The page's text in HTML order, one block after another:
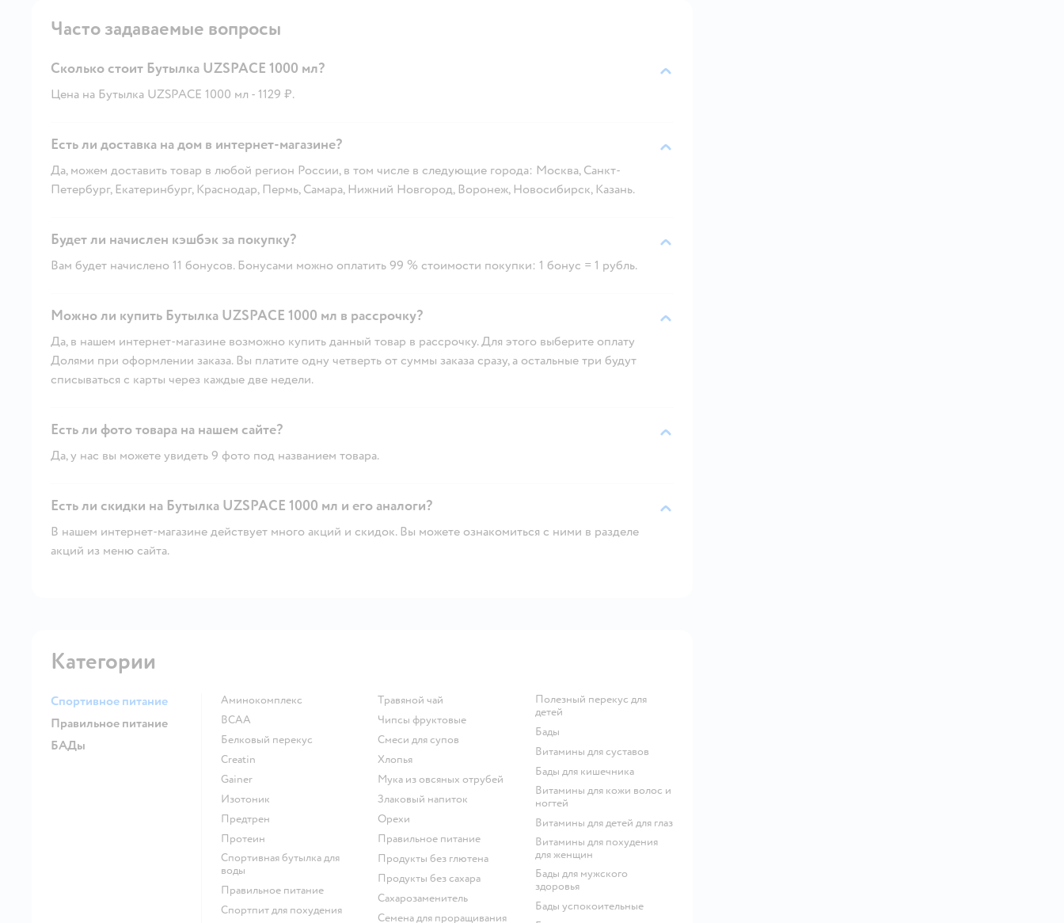
Часто задаваемые вопросы
Сколько стоит Бутылка UZSPACE 1000 мл?
Цена на Бутылка UZSPACE 1000 мл - 1129 ₽.
Есть ли доставка на дом в интернет-магазине?
Да, можем доставить товар в любой регион России, в том числе в следующие города: Москва, Санкт-
Петербург, Екатеринбург, Краснодар, Пермь, Самара, Нижний Новгород, Воронеж, Новосибирск, Казань.
Будет ли начислен кэшбэк за покупку?
Вам будет начислено 11 бонусов. Бонусами можно оплатить 99 % стоимости покупки: 1 бонус = 1 рубль.
Можно ли купить Бутылка UZSPACE 1000 мл в рассрочку?
Да, в нашем интернет-магазине возможно купить данный товар в рассрочку. Для этого выберите оплату
Долями при оформлении заказа. Вы платите одну четверть от суммы заказа сразу, а остальные три будут
списываться с карты через каждые две недели.
Есть ли фото товара на нашем сайте?
Да, у нас вы можете увидеть 9 фото под названием товара.
Есть ли скидки на Бутылка UZSPACE 1000 мл и его аналоги?
В нашем интернет-магазине действует много акций и скидок. Вы можете ознакомиться с ними в разделе
акций из меню сайта.
Категории
Спортивное питание
Правильное питание
БАДы
Аминокомплекс
BCAA
Белковый перекус
Creatin
Gainer
Изотоник
Предтрен
Протеин
Спортивная бутылка для
воды
Правильное питание
Спортпит для похудения
Травяной чай
Чипсы фруктовые
Смеси для супов
Хлопья
Мука из овсяных отрубей
Злаковый напиток
Орехи
Правильное питание
Продукты без глютена
Продукты без сахара
Сахарозаменитель
Семена для проращивания
Полезный перекус для
детей
Бады
Витамины для суставов
Бады для кишечника
Витамины для кожи волос и
ногтей
Витамины для детей для глаз
Витамины для похудения
для женщин
Бады для мужского
здоровья
Бады успокоительные